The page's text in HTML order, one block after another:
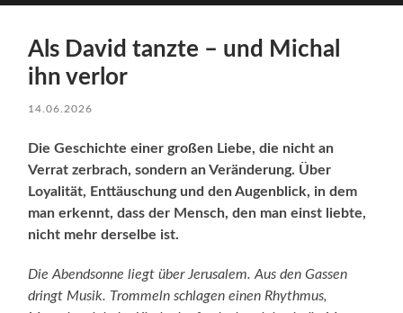
Menü
Als David tanzte – und Michal
ihn verlor
14.06.2026
Die Geschichte einer großen Liebe, die nicht an
Verrat zerbrach, sondern an Veränderung. Über
Loyalität, Enttäuschung und den Augenblick, in dem
man erkennt, dass der Mensch, den man einst liebte,
nicht mehr derselbe ist.
Die Abendsonne liegt über Jerusalem. Aus den Gassen
dringt Musik. Trommeln schlagen einen Rhythmus,